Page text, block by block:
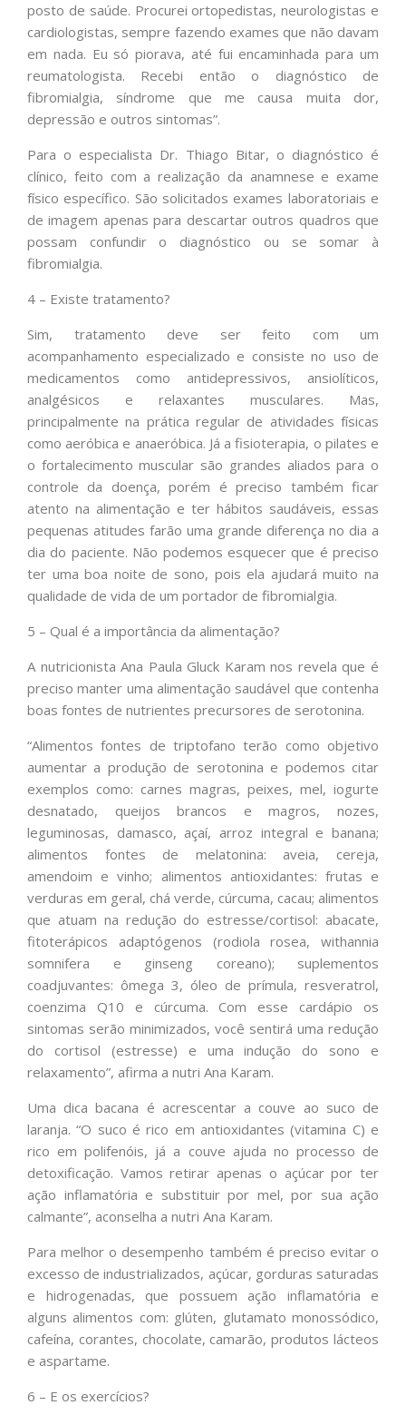
posto de saúde. Procurei ortopedistas, neurologistas e
cardiologistas, sempre fazendo exames que não davam
em nada. Eu só piorava, até fui encaminhada para um
reumatologista. Recebi então o diagnóstico de
fibromialgia, síndrome que me causa muita dor,
depressão e outros sintomas”.
Para o especialista Dr. Thiago Bitar, o diagnóstico é
clínico, feito com a realização da anamnese e exame
físico específico. São solicitados exames laboratoriais e
de imagem apenas para descartar outros quadros que
possam confundir o diagnóstico ou se somar à
fibromialgia.
4 – Existe tratamento?
Sim, tratamento deve ser feito com um
acompanhamento especializado e consiste no uso de
medicamentos como antidepressivos, ansiolíticos,
analgésicos e relaxantes musculares. Mas,
principalmente na prática regular de atividades físicas
como aeróbica e anaeróbica. Já a fisioterapia, o pilates e
o fortalecimento muscular são grandes aliados para o
controle da doença, porém é preciso também ficar
atento na alimentação e ter hábitos saudáveis, essas
pequenas atitudes farão uma grande diferença no dia a
dia do paciente. Não podemos esquecer que é preciso
ter uma boa noite de sono, pois ela ajudará muito na
qualidade de vida de um portador de fibromialgia.
5 – Qual é a importância da alimentação?
A nutricionista Ana Paula Gluck Karam nos revela que é
preciso manter uma alimentação saudável que contenha
boas fontes de nutrientes precursores de serotonina.
“Alimentos fontes de triptofano terão como objetivo
aumentar a produção de serotonina e podemos citar
exemplos como: carnes magras, peixes, mel, iogurte
desnatado, queijos brancos e magros, nozes,
leguminosas, damasco, açaí, arroz integral e banana;
alimentos fontes de melatonina: aveia, cereja,
amendoim e vinho; alimentos antioxidantes: frutas e
verduras em geral, chá verde, cúrcuma, cacau; alimentos
que atuam na redução do estresse/cortisol: abacate,
fitoterápicos adaptógenos (rodiola rosea, withannia
somnifera e ginseng coreano); suplementos
coadjuvantes: ômega 3, óleo de prímula, resveratrol,
coenzima Q10 e cúrcuma. Com esse cardápio os
sintomas serão minimizados, você sentirá uma redução
do cortisol (estresse) e uma indução do sono e
relaxamento”, afirma a nutri Ana Karam.
Uma dica bacana é acrescentar a couve ao suco de
laranja. “O suco é rico em antioxidantes (vitamina C) e
rico em polifenóis, já a couve ajuda no processo de
detoxificação. Vamos retirar apenas o açúcar por ter
ação inflamatória e substituir por mel, por sua ação
calmante”, aconselha a nutri Ana Karam.
Para melhor o desempenho também é preciso evitar o
excesso de industrializados, açúcar, gorduras saturadas
e hidrogenadas, que possuem ação inflamatória e
alguns alimentos com: glúten, glutamato monossódico,
cafeína, corantes, chocolate, camarão, produtos lácteos
e aspartame.
6 – E os exercícios?